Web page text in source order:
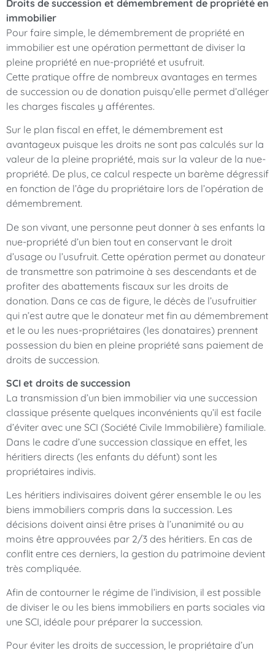
Droits de succession et démembrement de propriété en
immobilier
Pour faire simple, le démembrement de propriété en
immobilier est une opération permettant de diviser la
pleine propriété en nue-propriété et usufruit.
Cette pratique offre de nombreux avantages en termes
de succession ou de donation puisqu’elle permet d’alléger
les charges fiscales y afférentes.
Sur le plan fiscal en effet, le démembrement est
avantageux puisque les droits ne sont pas calculés sur la
valeur de la pleine propriété, mais sur la valeur de la nue-
propriété. De plus, ce calcul respecte un barème dégressif
en fonction de l’âge du propriétaire lors de l’opération de
démembrement.
De son vivant, une personne peut donner à ses enfants la
nue-propriété d’un bien tout en conservant le droit
d’usage ou l’usufruit. Cette opération permet au donateur
de transmettre son patrimoine à ses descendants et de
profiter des abattements fiscaux sur les droits de
donation. Dans ce cas de figure, le décès de l’usufruitier
qui n’est autre que le donateur met fin au démembrement
et le ou les nues-propriétaires (les donataires) prennent
possession du bien en pleine propriété sans paiement de
droits de succession.
SCI et droits de succession
La transmission d’un bien immobilier via une succession
classique présente quelques inconvénients qu’il est facile
d’éviter avec une SCI (Société Civile Immobilière) familiale.
Dans le cadre d’une succession classique en effet, les
héritiers directs (les enfants du défunt) sont les
propriétaires indivis.
Les héritiers indivisaires doivent gérer ensemble le ou les
biens immobiliers compris dans la succession. Les
décisions doivent ainsi être prises à l’unanimité ou au
moins être approuvées par 2/3 des héritiers. En cas de
conflit entre ces derniers, la gestion du patrimoine devient
très compliquée.
Afin de contourner le régime de l’indivision, il est possible
de diviser le ou les biens immobiliers en parts sociales via
une SCI, idéale pour préparer la succession.
Pour éviter les droits de succession, le propriétaire d’un